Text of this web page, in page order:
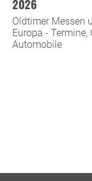
2026
Oldtimer Messen
Europa -
Automobile